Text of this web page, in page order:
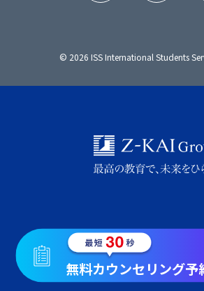
© 2026 ISS International Students
無料カウンセリング予